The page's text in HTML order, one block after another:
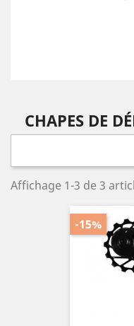
CHAPES DE
Affichage 1-3 de 3
-15%